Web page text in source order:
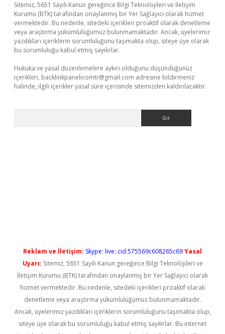
Sitemiz, 5651 Sayılı Kanun gereğince Bilgi Teknolojileri ve İletişim
Kurumu (BTK) tarafından onaylanmış bir Yer Sağlayıcı olarak hizmet
vermektedir. Bu nedenle, sitedeki içerikleri proaktif olarak denetleme
veya araştırma yükümlülüğümüz bulunmamaktadır. Ancak, üyelerimiz
yazdıkları içeriklerin sorumluluğunu taşımakta olup, siteye üye olarak
bu sorumluluğu kabul etmiş sayılırlar.
Hukuka ve yasal düzenlemelere aykırı olduğunu düşündüğünüz
içerikleri, backlinkpanelicomtr@gmail.com adresine bildirmeniz
halinde, ilgili içerikler yasal süre içerisinde sitemizden kaldırılacaktır.
Reklam ve İletişim: Skype: live:.cid.575569c608265c69Yasal
Uyarı: Sitemiz, 5651 Sayılı Kanun gereğince Bilgi Teknolojileri ve
İletişim Kurumu (BTK) tarafından onaylanmış bir Yer Sağlayıcı olarak
hizmet vermektedir. Bu nedenle, sitedeki içerikleri proaktif olarak
denetleme veya araştırma yükümlülüğümüz bulunmamaktadır.
Ancak, üyelerimiz yazdıkları içeriklerin sorumluluğunu taşımakta olup,
siteye üye olarak bu sorumluluğu kabul etmiş sayılırlar. Bu internet